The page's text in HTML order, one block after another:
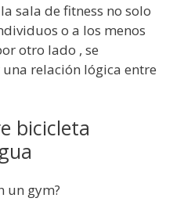
sala de fitness no solo
o a los menos
otro lado , se
relación lógica entre
bicicleta
un gym?